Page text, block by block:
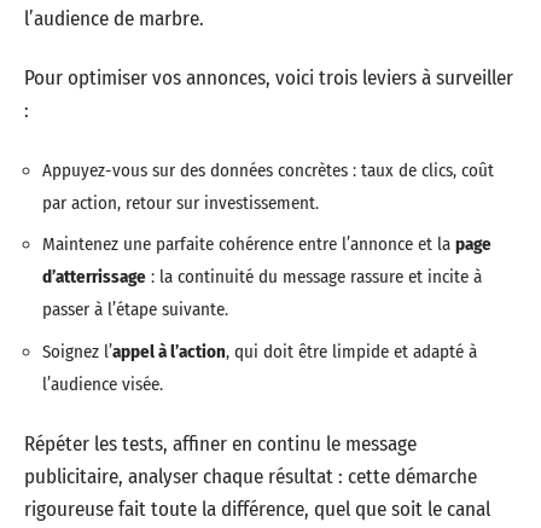
l’audience de marbre.
Pour optimiser vos annonces, voici trois leviers à surveiller
:
Appuyez-vous sur des données concrètes : taux de clics, coût
par action, retour sur investissement.
Maintenez une parfaite cohérence entre l’annonce et la page
d’atterrissage : la continuité du message rassure et incite à
passer à l’étape suivante.
Soignez l’appel à l’action, qui doit être limpide et adapté à
l’audience visée.
Répéter les tests, affiner en continu le message
publicitaire, analyser chaque résultat : cette démarche
rigoureuse fait toute la différence, quel que soit le canal